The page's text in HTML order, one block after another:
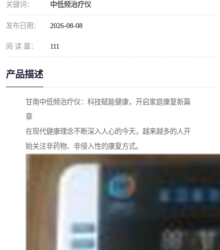
关键词： 中低频治疗仪
发布日期： 2026-08-08
阅 读 量： 111
产品描述
甘南中低频治疗仪：科技赋能健康，开启家庭康复新篇
章
在现代健康理念不断深入人心的今天，越来越多的人开
始关注非药物、非侵入性的康复方式。